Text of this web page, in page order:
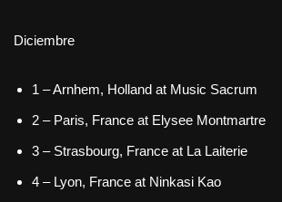
Diciembre
1 – Arnhem, Holland at Music Sacrum
2 – Paris, France at Elysee Montmartre
3 – Strasbourg, France at La Laiterie
4 – Lyon, France at Ninkasi Kao